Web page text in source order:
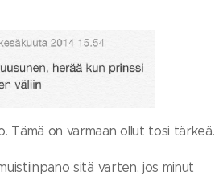
Tämä on varmaan ollut tosi tärkeä.
sitä varten, jos minut